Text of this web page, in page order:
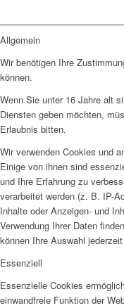
Allgemein
Wir benötigen Ihre
können.
Wenn Sie unter 16 Jahre alt
Diensten geben möchten,
Erlaubnis bitten.
Wir verwenden Cookies und
Einige von ihnen sind
und Ihre Erfahrung zu
verarbeitet werden (z. B. IP-
Inhalte oder Anzeigen- und
Verwendung Ihrer Daten
können Ihre Auswahl
Essenziell
Essenzielle Cookies
einwandfreie Funktion der